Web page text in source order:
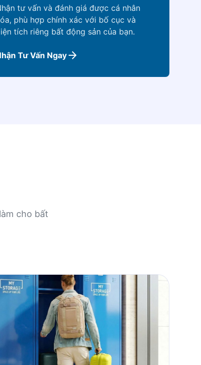
tư vấn và đánh giá được cá nhân
phù hợp chính xác với bố cục và
tích riêng bất động sản của bạn.
Tư Vấn Ngay arrow_forward
cho bất